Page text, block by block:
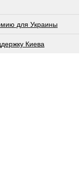
для Украины
Киева